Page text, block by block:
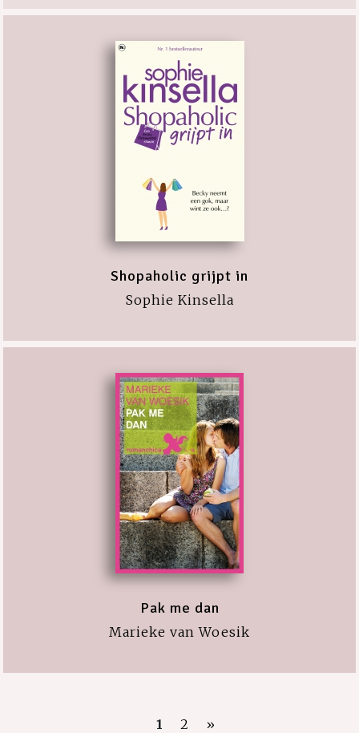
Shopaholic grijpt in
Sophie Kinsella
Pak me dan
Marieke van Woesik
1 2 »